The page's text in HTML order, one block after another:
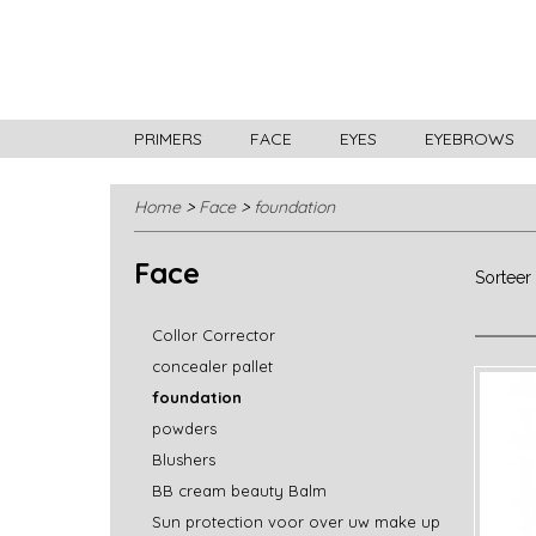
PRIMERS FACE EYES EYEBROWS
Home> Face> foundation
Face
Collor Corrector
concealer pallet
foundation
powders
Blushers
BB cream beauty Balm
Sun protection voor over uw make up